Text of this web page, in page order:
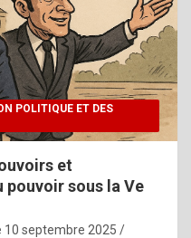
POLITIQUE ET DES
et
pouvoir sous la Ve
10 septembre 2025